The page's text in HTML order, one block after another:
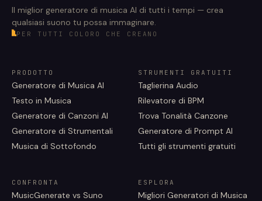
Il miglior generatore di musica AI di tutti i tempi — crea
qualsiasi suono tu possa immaginare.
PER TUTTI COLORO CHE CREANO
PRODOTTO
Generatore di Musica AI
Testo in Musica
Generatore di Canzoni AI
Generatore di Strumentali
Musica di Sottofondo
STRUMENTI GRATUITI
Taglierina Audio
Rilevatore di BPM
Trova Tonalità Canzone
Generatore di Prompt AI
Tutti gli strumenti gratuiti
CONFRONTA
MusicGenerate vs Suno
ESPLORA
Migliori Generatori di Musica